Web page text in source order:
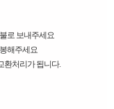
로 보내주세요
해주세요
환처리가 됩니다.